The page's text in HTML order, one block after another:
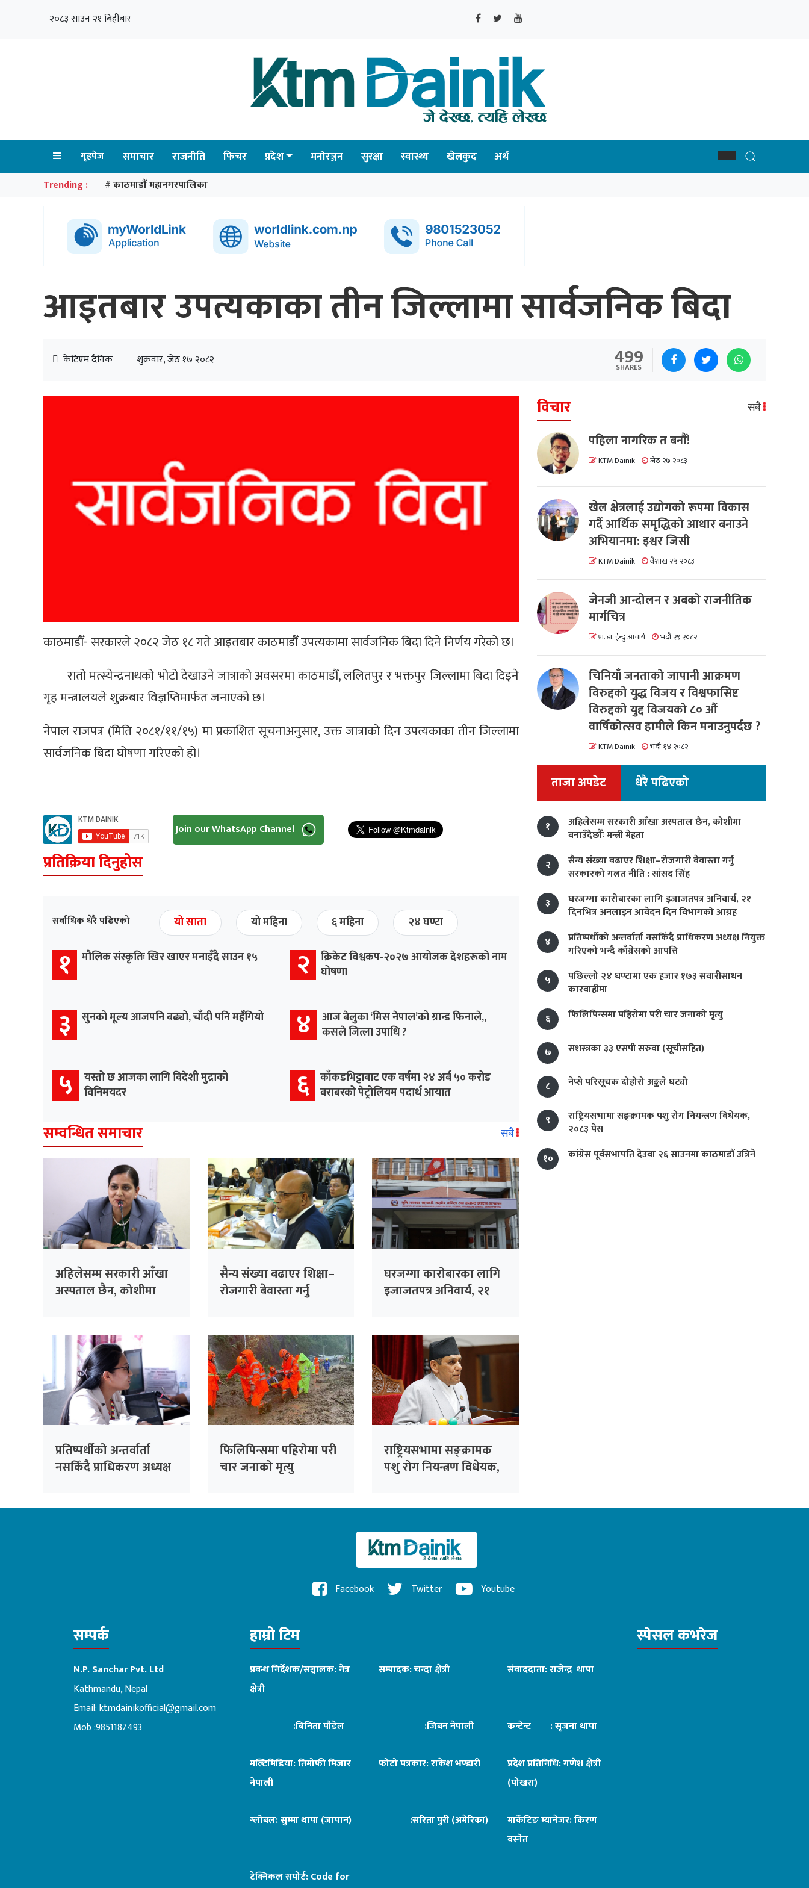
२०८३ साउन २१ बिहीबार
गृहपेज समाचार राजनीति फिचर प्रदेश मनोरञ्जन सुरक्षा स्वास्थ्य खेलकुद अर्थ
Trending : # काठमाडौँ महानगरपालिका
आइतबार उपत्यकाका तीन जिल्लामा सार्वजनिक बिदा
केटिएम दैनिक शुक्रवार, जेठ १७ २०८२ 499
SHARES
काठमाडौँ- सरकारले २०८२ जेठ १८ गते आइतबार काठमाडौँ उपत्यकामा सार्वजनिक बिदा दिने निर्णय गरेको छ।
रातो मत्स्येन्द्रनाथको भोटो देखाउने जात्राको अवसरमा काठमाडौँ, ललितपुर र भक्तपुर जिल्लामा बिदा दिइने
गृह मन्त्रालयले शुक्रबार विज्ञप्तिमार्फत जनाएको छ।
नेपाल राजपत्र (मिति २०८१/११/१५) मा प्रकाशित सूचनाअनुसार, उक्त जात्राको दिन उपत्यकाका तीन जिल्लामा
सार्वजनिक बिदा घोषणा गरिएको हो।
Join our WhatsApp Channel
प्रतिक्रिया दिनुहोस
सर्वाधिक धेरै पढिएको यो साता यो महिना ६ महिना २४ घण्टा
१ मौलिक संस्कृतिः खिर खाएर मनाइँदै साउन १५ २
क्रिकेट विश्वकप-२०२७ आयोजक देशहरूको नाम
घोषणा
३ सुनको मूल्य आजपनि बढ्यो, चाँदी पनि महँगियो ४
आज बेलुका ‘मिस नेपाल’को ग्रान्ड फिनाले,,
कसले जित्ला उपाधि ?
५
यस्तो छ आजका लागि विदेशी मुद्राको
विनिमयदर
६ काँकडभिट्टाबाट एक वर्षमा २४ अर्ब ५० करोड
बराबरको पेट्रोलियम पदार्थ आयात
सम्वन्धित समाचार सबै
अहिलेसम्म सरकारी आँखा
अस्पताल छैन, कोशीमा
सैन्य संख्या बढाएर शिक्षा–
रोजगारी बेवास्ता गर्नु
घरजग्गा कारोबारका लागि
इजाजतपत्र अनिवार्य, २१
प्रतिष्पर्धीको अन्तर्वार्ता
नसकिँदै प्राधिकरण अध्यक्ष
फिलिपिन्समा पहिरोमा परी
चार जनाको मृत्यु
राष्ट्रियसभामा सङ्क्रामक
पशु रोग नियन्त्रण विधेयक,
विचार सबै
पहिला नागरिक त बनाैं!
KTM Dainik जेठ २७ २०८३
खेल क्षेत्रलाई उद्योगको रूपमा विकास
गर्दै आर्थिक समृद्धिको आधार बनाउने
अभियानमा: इश्वर जिसी
KTM Dainik वैशाख २५ २०८३
जेनजी आन्दोलन र अबको राजनीतिक
मार्गचित्र
प्रा. डा. ईन्दु आचार्य भदौ २९ २०८२
चिनियाँ जनताको जापानी आक्रमण
विरुद्दको युद्ध विजय र विश्वफासिष्ट
विरुद्दको युद्द विजयको ८० औं
वार्षिकोत्सव हामीले किन मनाउनुपर्दछ ?
KTM Dainik भदौ १४ २०८२
ताजा अपडेट धेरै पढिएको
१
अहिलेसम्म सरकारी आँखा अस्पताल छैन, कोशीमा
बनाउँदैछौँः मन्त्री मेहता
२
सैन्य संख्या बढाएर शिक्षा–रोजगारी बेवास्ता गर्नु
सरकारको गलत नीति : सांसद सिंह
३
घरजग्गा कारोबारका लागि इजाजतपत्र अनिवार्य, २१
दिनभित्र अनलाइन आवेदन दिन विभागको आग्रह
४
प्रतिष्पर्धीको अन्तर्वार्ता नसकिँदै प्राधिकरण अध्यक्ष नियुक्त
गरिएको भन्दै काँग्रेसको आपत्ति
५
पछिल्लो २४ घण्टामा एक हजार १७३ सवारीसाधन
कारबाहीमा
६
फिलिपिन्समा पहिरोमा परी चार जनाको मृत्यु
७ सशस्त्रका ३३ एसपी सरुवा (सूचीसहित)
८ नेप्से परिसूचक दोहोरो अङ्कले घट्यो
९
राष्ट्रियसभामा सङ्क्रामक पशु रोग नियन्त्रण विधेयक,
२०८३ पेस
१०
कांग्रेस पूर्वसभापति देउवा २६ साउनमा काठमाडौं उत्रिने
Facebook Twitter Youtube
सम्पर्क
N.P. Sanchar Pvt. Ltd
Kathmandu, Nepal
Email:ktmdainikofficial@gmail.com
Mob :9851187493
हाम्रो टिम
प्रबन्ध निर्देशक/सञ्चालक: नेत्र
क्षेत्री
सम्पादक: चन्दा क्षेत्री संवाददाता: राजेन्द्र थापा
:बिनिता पौडेल :जिबन नेपाली कन्टेन्ट : सृजना थापा
मल्टिमिडिया: तिमोफी मिजार
नेपाली
फोटो पत्रकार: राकेश भण्डारी
प्रदेश प्रतिनिधि: गणेश क्षेत्री
(पोखरा)
ग्लोबल: सुम्मा थापा (जापान) :सरिता पुरी (अमेरिका)
मार्केटिङ म्यानेजर: किरण
बस्नेत
टेक्निकल सपोर्ट:Code for
स्पेसल कभरेज